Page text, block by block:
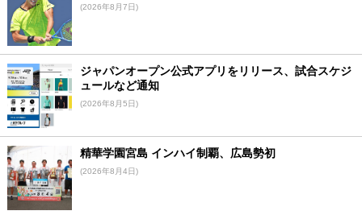
(2026年8月7日)
ジャパンオープン公式アプリをリリース、試合スケジ
ュールなど通知
(2026年8月5日)
精華学園宮島 インハイ制覇、広島勢初
(2026年8月4日)